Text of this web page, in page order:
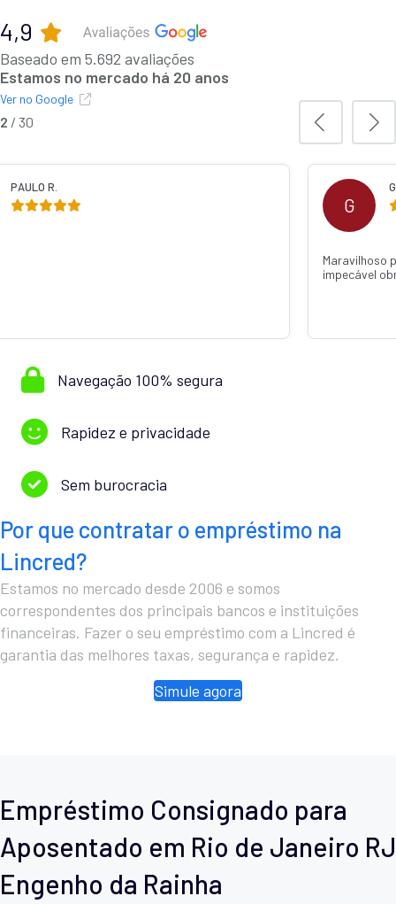
4,9
Baseado em 5.692 avaliações
Estamos no mercado há 20 anos
Ver no Google
PAULO R.
G
Maravilhoso
impecável
3 / 30
Navegação 100% segura
Rapidez e privacidade
Sem burocracia
Por que contratar o empréstimo na
Lincred?
Estamos no mercado desde 2006 e somos
correspondentes dos principais bancos e instituições
financeiras. Fazer o seu empréstimo com a Lincred é
garantia das melhores taxas, segurança e rapidez.
Simule agora
Empréstimo Consignado para
Aposentado em Rio de Janeiro RJ
Engenho da Rainha